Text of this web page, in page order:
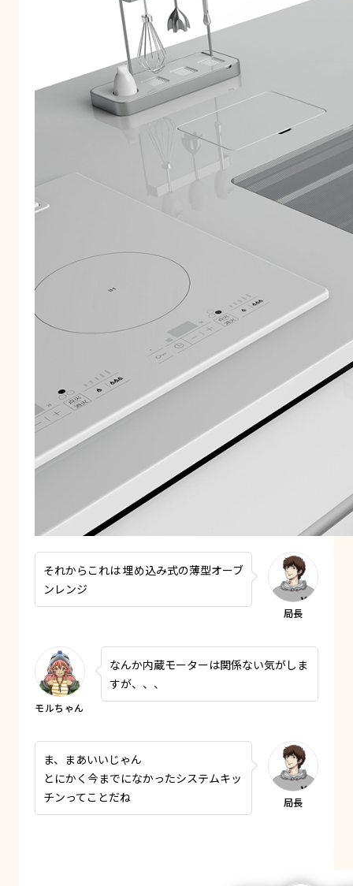
それからこれは 埋め込み式の薄型オーブ
ンレンジ
なんか内蔵モーターは関係ない気がしま
すが、、、
ま、まあいいじゃん
とにかく今までになかったシステムキッ
チンってことだね